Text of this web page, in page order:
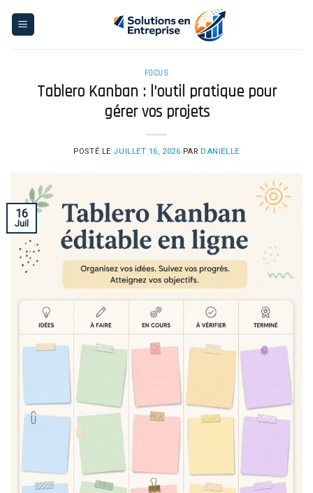
FOCUS
Tablero Kanban : l’outil pratique pour
gérer vos projets
POSTÉ LE JUILLET 16, 2026 PARDANIELLE
16
Juil